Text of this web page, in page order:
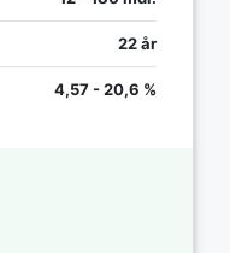
22 år
4,57 - 20,6 %